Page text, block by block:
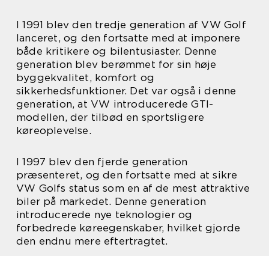
I 1991 blev den tredje generation af VW Golf
lanceret, og den fortsatte med at imponere
både kritikere og bilentusiaster. Denne
generation blev berømmet for sin høje
byggekvalitet, komfort og
sikkerhedsfunktioner. Det var også i denne
generation, at VW introducerede GTI-
modellen, der tilbød en sportsligere
køreoplevelse.
I 1997 blev den fjerde generation
præsenteret, og den fortsatte med at sikre
VW Golfs status som en af de mest attraktive
biler på markedet. Denne generation
introducerede nye teknologier og
forbedrede køreegenskaber, hvilket gjorde
den endnu mere eftertragtet.